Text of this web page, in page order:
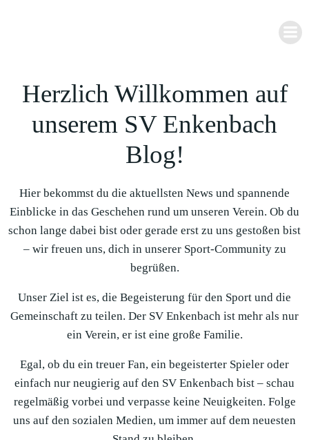
Herzlich Willkommen auf
unserem SV Enkenbach
Blog!
Hier bekommst du die aktuellsten News und spannende
Einblicke in das Geschehen rund um unseren Verein. Ob du
schon lange dabei bist oder gerade erst zu uns gestoßen bist
– wir freuen uns, dich in unserer Sport-Community zu
begrüßen.
Unser Ziel ist es, die Begeisterung für den Sport und die
Gemeinschaft zu teilen. Der SV Enkenbach ist mehr als nur
ein Verein, er ist eine große Familie.
Egal, ob du ein treuer Fan, ein begeisterter Spieler oder
einfach nur neugierig auf den SV Enkenbach bist – schau
regelmäßig vorbei und verpasse keine Neuigkeiten. Folge
uns auf den sozialen Medien, um immer auf dem neuesten